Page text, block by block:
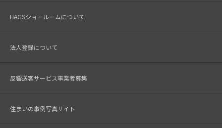
HAGSショールームについて
法人登録について
反響送客サービス事業者募集
住まいの事例写真サイト